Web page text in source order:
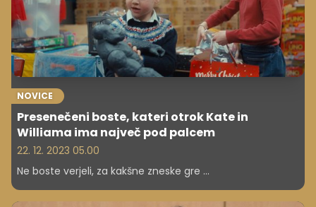
NOVICE
Presenečeni boste, kateri otrok Kate in
Williama ima največ pod palcem
22. 12. 2023 05.00
Ne boste verjeli, za kakšne zneske gre ...